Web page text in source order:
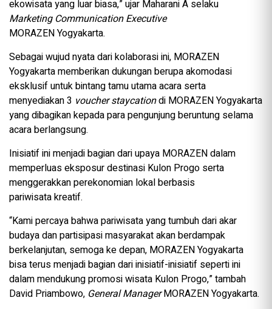
ekowisata yang luar biasa,” ujar Maharani A selaku
Marketing Communication Executive
MORAZEN Yogyakarta.
Sebagai wujud nyata dari kolaborasi ini, MORAZEN
Yogyakarta memberikan dukungan berupa akomodasi
eksklusif untuk bintang tamu utama acara serta
menyediakan 3 voucher staycationdi MORAZEN Yogyakarta
yang dibagikan kepada para pengunjung beruntung selama
acara berlangsung.
Inisiatif ini menjadi bagian dari upaya MORAZEN dalam
memperluas eksposur destinasi Kulon Progo serta
menggerakkan perekonomian lokal berbasis
pariwisata kreatif.
“Kami percaya bahwa pariwisata yang tumbuh dari akar
budaya dan partisipasi masyarakat akan berdampak
berkelanjutan, semoga ke depan, MORAZEN Yogyakarta
bisa terus menjadi bagian dari inisiatif-inisiatif seperti ini
dalam mendukung promosi wisata Kulon Progo,” tambah
David Priambowo, General ManagerMORAZEN Yogyakarta.